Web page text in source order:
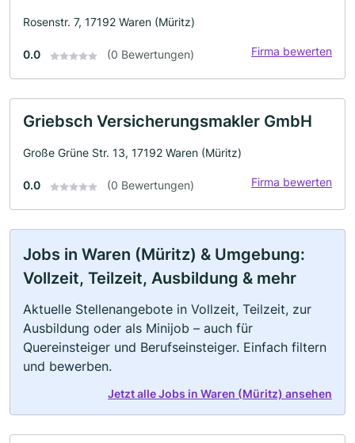
Rosenstr. 7, 17192 Waren (Müritz)
0.0 (0 Bewertungen) Firma bewerten
Griebsch Versicherungsmakler GmbH
Große Grüne Str. 13, 17192 Waren (Müritz)
0.0 (0 Bewertungen) Firma bewerten
Jobs in Waren (Müritz) & Umgebung:
Vollzeit, Teilzeit, Ausbildung & mehr
Aktuelle Stellenangebote in Vollzeit, Teilzeit, zur
Ausbildung oder als Minijob – auch für
Quereinsteiger und Berufseinsteiger. Einfach filtern
und bewerben.
Jetzt alle Jobs in Waren (Müritz) ansehen